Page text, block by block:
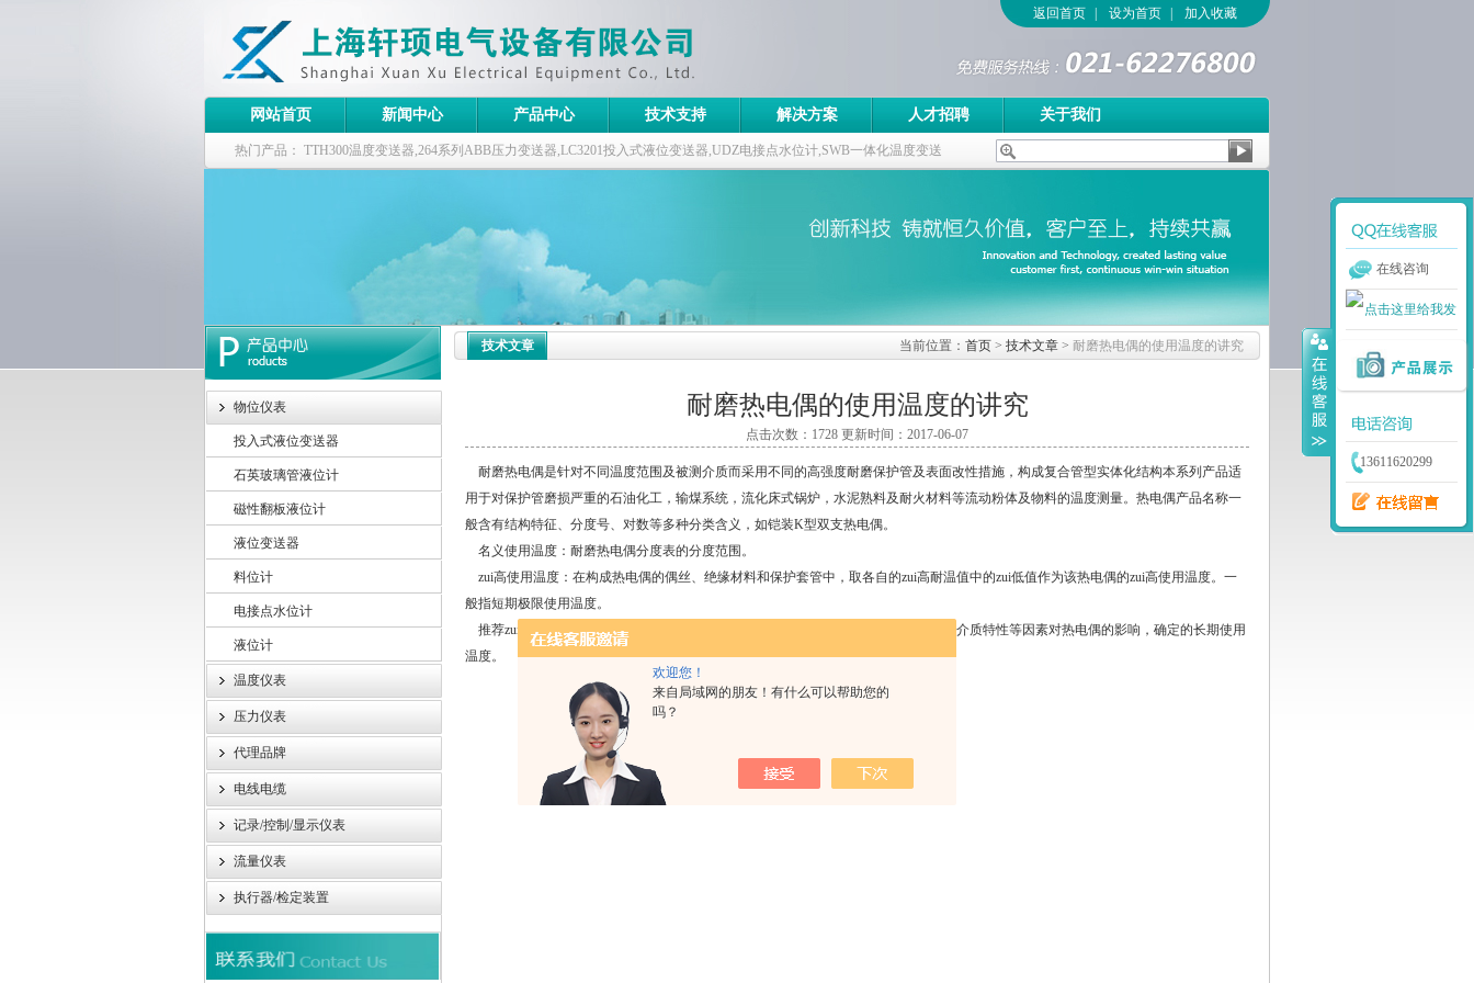
欢迎您！
来自局域网的朋友！有什么可以帮助您的
吗？
上海轩顼电气设备有限公司
返回首页 设为首页 加入收藏
网站首页 新闻中心 产品中心 技术支持 解决方案 人才招聘 关于我们
热门产品： TTH300温度变送器,264系列ABB压力变送器,LC3201投入式液位变送器,UDZ电接点水位计,SWB一体化温度变送
物位仪表
投入式液位变送器
石英玻璃管液位计
磁性翻板液位计
液位变送器
料位计
电接点水位计
液位计
温度仪表
压力仪表
代理品牌
电线电缆
记录/控制/显示仪表
流量仪表
执行器/检定装置
技术文章 当前位置： 首页 > 技术文章 > 耐磨热电偶的使用温度的讲究
耐磨热电偶的使用温度的讲究
点击次数：1728 更新时间：2017-06-07
耐磨热电偶是针对不同温度范围及被测介质而采用不同的高强度耐磨保护管及表面改性措施，构成复合管型实体化结构本系列产品适
用于对保护管磨损严重的石油化工，输煤系统，流化床式锅炉，水泥熟料及耐火材料等流动粉体及物料的温度测量。热电偶产品名称一
般含有结构特征、分度号、对数等多种分类含义，如铠装K型双支热电偶。
名义使用温度：耐磨热电偶分度表的分度范围。
zui高使用温度：在构成热电偶的偶丝、绝缘材料和保护套管中，取各自的zui高耐温值中的zui低值作为该热电偶的zui高使用温度。一
般指短期极限使用温度。
推荐zui高使用温度：根据耐磨热电偶的zui高使用温度，结合热电偶的直径、长度、介质特性等因素对热电偶的影响，确定的长期使用
温度。
在线咨询
13611620299